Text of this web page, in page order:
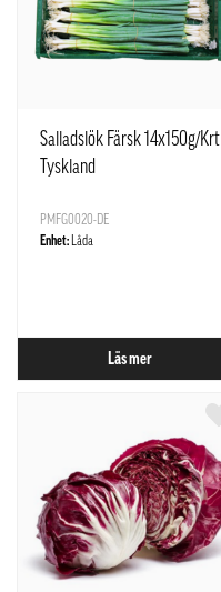
Salladslök Färsk 14x150g/Krt
Tyskland
PMFG0020-DE
Enhet: Låda
Läs mer